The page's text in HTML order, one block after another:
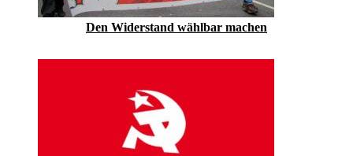
Den Widerstand wählbar machen